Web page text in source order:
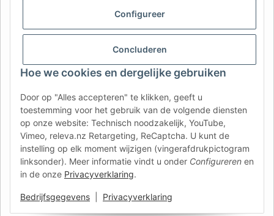
Configureer
Concluderen
Hoe we cookies en dergelijke gebruiken
Door op "Alles accepteren" te klikken, geeft u
toestemming voor het gebruik van de volgende diensten
op onze website: Technisch noodzakelijk, YouTube,
Vimeo, releva.nz Retargeting, ReCaptcha. U kunt de
instelling op elk moment wijzigen (vingerafdrukpictogram
linksonder). Meer informatie vindt u onder Configureren en
in de onze Privacyverklaring.
Bedrijfsgegevens Privacyverklaring
Contact:info@afatek.com
REGIO EN TAAL | CHOISIR LA RÉGION ET LA LANGUE
CH (IT) BE (NL) BE (FR) NL
FR IT ES DK PL
UK USA PT
SE FI CZ
RO HR